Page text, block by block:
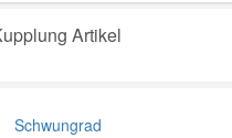
Artikel
Schwungrad